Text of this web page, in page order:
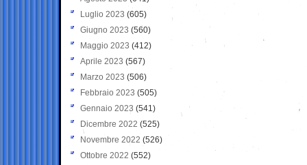
Luglio 2023 (605)
Giugno 2023 (560)
Maggio 2023 (412)
Aprile 2023 (567)
Marzo 2023 (506)
Febbraio 2023 (505)
Gennaio 2023 (541)
Dicembre 2022 (525)
Novembre 2022 (526)
Ottobre 2022 (552)